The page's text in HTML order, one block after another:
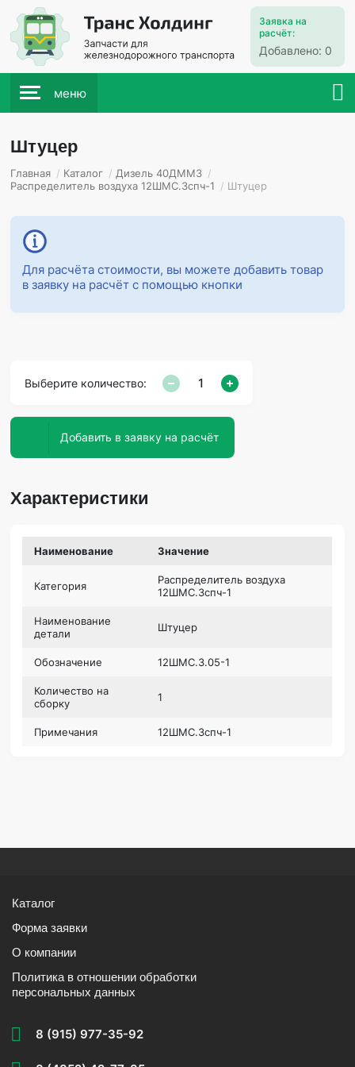
Заявка на
расчёт:
Добавлено: 0
меню
Штуцер
Главная / Каталог / Дизель 40ДММЗ /
Распределитель воздуха 12ШМС.3спч-1 / Штуцер
Для расчёта стоимости, вы можете добавить товар
в заявку на расчёт с помощью кнопки
Выберите количество:
Добавить в заявку на расчёт
Характеристики
Наименование Значение
Категория
Распределитель воздуха
12ШМС.3спч-1
Наименование
детали
Штуцер
Обозначение 12ШМС.3.05-1
Количество на
сборку
1
Примечания 12ШМС.3спч-1
Каталог
Форма заявки
О компании
Политика в отношении обработки
персональных данных
8 (915) 977-35-92